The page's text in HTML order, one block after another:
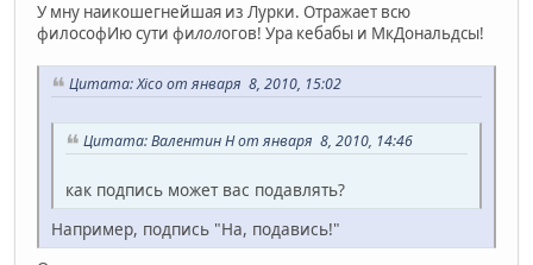
У мну наикошегнейшая из Лурки. Отражает всю
философИю сути филологов! Ура кебабы и МкДональдсы!
Цитата: Xico от января 8, 2010, 15:02
Цитата: Валентин Н от января 8, 2010, 14:46
как подпись может вас подавлять?
Например, подпись "На, подавись!"